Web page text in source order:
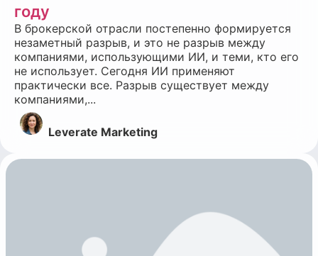
году
В брокерской отрасли постепенно формируется
незаметный разрыв, и это не разрыв между
компаниями, использующими ИИ, и теми, кто его
не использует. Сегодня ИИ применяют
практически все. Разрыв существует между
компаниями,...
Leverate Marketing